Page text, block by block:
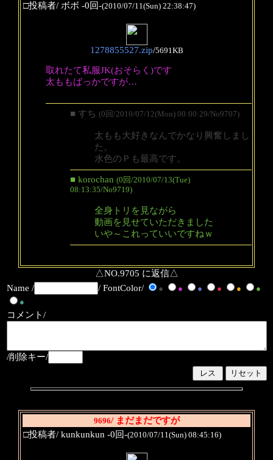
□投稿者/ ボボ -0回-(2010/07/11(Sun) 22:38:47)
1278855527.zip/5691KB
取れたて私服JK(おそらく)です
太ももばっかですが…
■ すち (0回/2010/07/12(Mon) 00:00:29/No9707)
太もも大好きなんでかなり興奮しまし
た。
水色のＰも最高です。
■ korochan (0回/2010/07/13(Tue)
08:13:35/No9719)
全身トリを見ながら
動画を見せていただきました
いや～これっていいですねｗ
△NO.9705 に返信△
Name /
/ FontColor/ ● ● ● ● ●
●
●
コメント/
/削除キー/
9696/ まだまだですが
□投稿者/ kunkunkun -0回-(2010/07/11(Sun) 08:45:16)